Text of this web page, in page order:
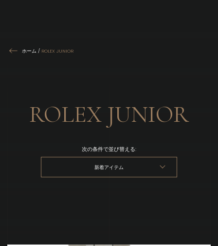
ホーム / ROLEX JUNIOR
ROLEX JUNIOR
次の条件で並び替える:
新着アイテム